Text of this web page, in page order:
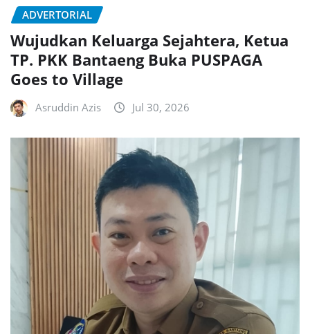
ADVERTORIAL
Wujudkan Keluarga Sejahtera, Ketua
TP. PKK Bantaeng Buka PUSPAGA
Goes to Village
Asruddin Azis Jul 30, 2026